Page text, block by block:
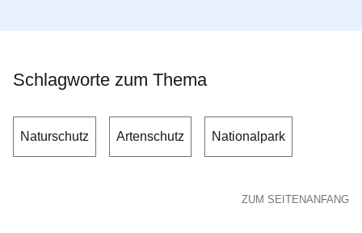
Schlagworte zum Thema
Naturschutz Artenschutz Nationalpark
ZUM SEITENANFANG